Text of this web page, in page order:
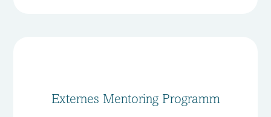
Externes Mentoring Programm